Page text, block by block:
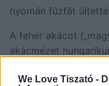
We Love Tiszató -
nyomán fűzfát
A fehér akácot
akácmézet
Magyarországon
Mátyás az 1873-